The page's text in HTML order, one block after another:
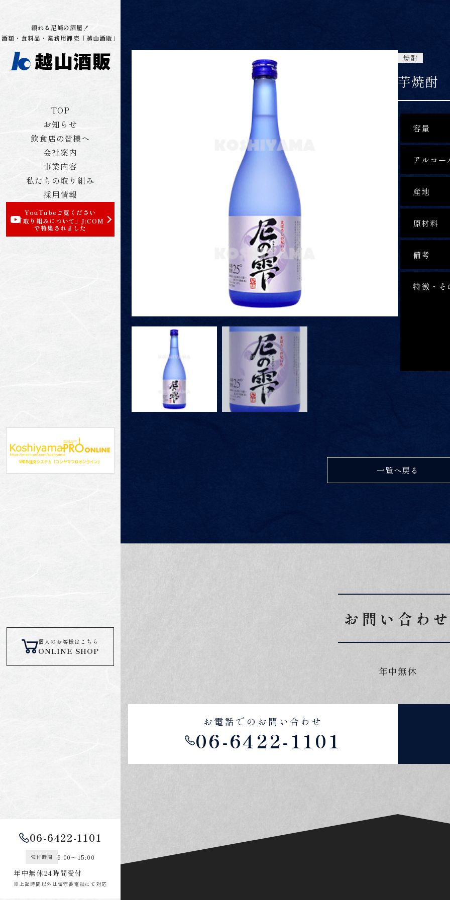
頼れる尼崎の酒屋！
酒類・食料品・業務用卸売「越山酒販」
TOP
お知らせ
飲食店の皆様へ
会社案内
事業内容
私たちの取り組み
採用情報
YouTubeご覧ください
「取り組みについて」 J:COM
で特集されました
個人のお客様はこちら
ONLINE SHOP
06-6422-1101
受付時間 9:00～15:00
年中無休24時間受付
※上記時間以外は留守番電話にて対応
焼酎
芋焼酎
容量
アルコー
産地
原材料
備考
特徴・そ
一覧へ戻る
お問い合わ
年中無休
お電話でのお問い合わせ
06-6422-1101